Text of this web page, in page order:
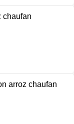
chaufan
arroz chaufan